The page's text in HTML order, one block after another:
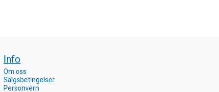
Info
Om oss
Salgsbetingelser
Personvern